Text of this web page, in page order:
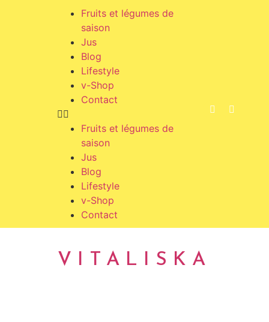
Fruits et légumes de
saison
Jus
Blog
Lifestyle
v-Shop
Contact
Fruits et légumes de
saison
Jus
Blog
Lifestyle
v-Shop
Contact
VITALISKA